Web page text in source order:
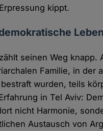
kippt.
seinen Weg knapp.
Familie, in der
wurden, teils
in Tel Aviv:
nicht Harmonie,
Austausch von